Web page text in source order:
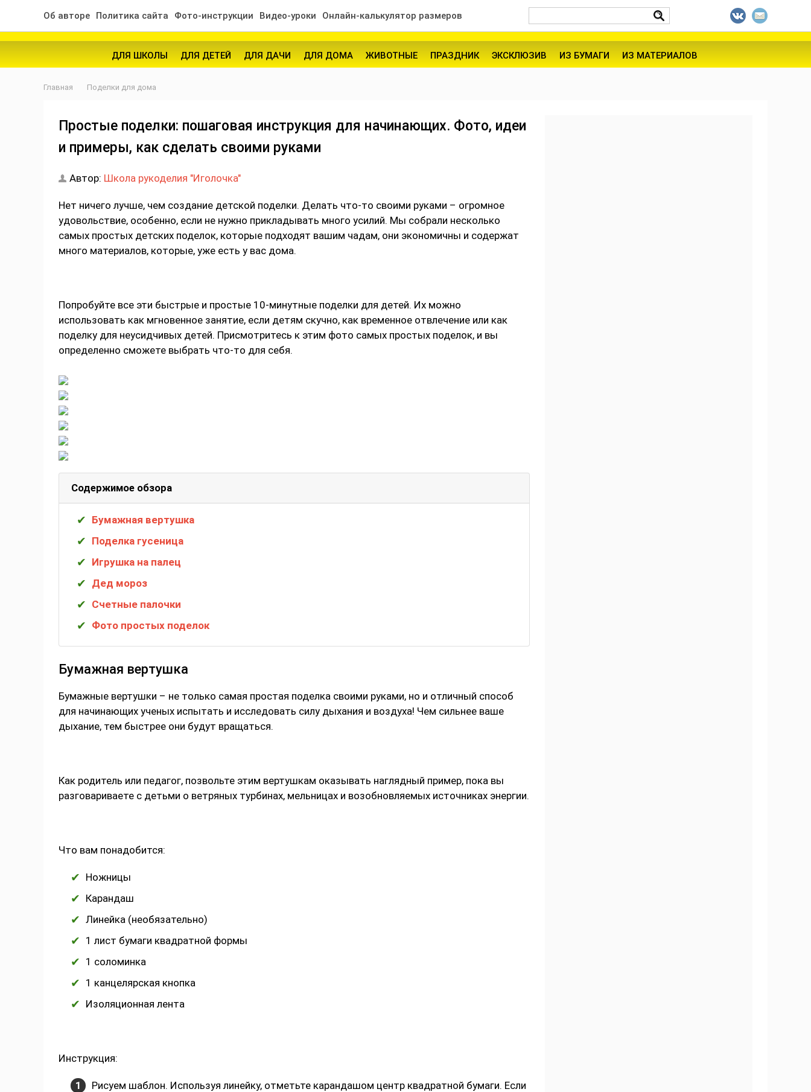
Об авторе Политика сайта Фото-инструкции Видео-уроки Онлайн-калькулятор размеров
ДЛЯ ШКОЛЫ ДЛЯ ДЕТЕЙ ДЛЯ ДАЧИ ДЛЯ ДОМА ЖИВОТНЫЕ ПРАЗДНИК ЭКСКЛЮЗИВ ИЗ БУМАГИ ИЗ МАТЕРИАЛОВ
Главная Поделки для дома
Простые поделки: пошаговая инструкция для начинающих. Фото, идеи
и примеры, как сделать своими руками
Автор: Школа рукоделия "Иголочка"
Нет ничего лучше, чем создание детской поделки. Делать что-то своими руками – огромное
удовольствие, особенно, если не нужно прикладывать много усилий. Мы собрали несколько
самых простых детских поделок, которые подходят вашим чадам, они экономичны и содержат
много материалов, которые, уже есть у вас дома.
Попробуйте все эти быстрые и простые 10-минутные поделки для детей. Их можно
использовать как мгновенное занятие, если детям скучно, как временное отвлечение или как
поделку для неусидчивых детей. Присмотритесь к этим фото самых простых поделок, и вы
определенно сможете выбрать что-то для себя.
Содержимое обзора
Бумажная вертушка
Поделка гусеница
Игрушка на палец
Дед мороз
Счетные палочки
Фото простых поделок
Бумажная вертушка
Бумажные вертушки – не только самая простая поделка своими руками, но и отличный способ
для начинающих ученых испытать и исследовать силу дыхания и воздуха! Чем сильнее ваше
дыхание, тем быстрее они будут вращаться.
Как родитель или педагог, позвольте этим вертушкам оказывать наглядный пример, пока вы
разговариваете с детьми о ветряных турбинах, мельницах и возобновляемых источниках энергии.
Что вам понадобится:
Ножницы
Карандаш
Линейка (необязательно)
1 лист бумаги квадратной формы
1 соломинка
1 канцелярская кнопка
Изоляционная лента
Инструкция:
Рисуем шаблон. Используя линейку, отметьте карандашом центр квадратной бумаги. Если